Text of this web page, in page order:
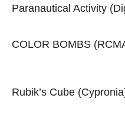
Paranautical Activity
COLOR BOMBS
Rubik’s Cube